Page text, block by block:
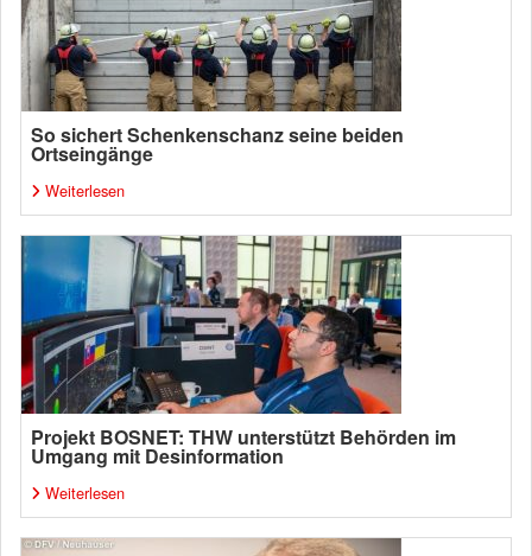
So sichert Schenkenschanz seine beiden
Ortseingänge
Weiterlesen
Projekt BOSNET: THW unterstützt Behörden im
Umgang mit Desinformation
Weiterlesen